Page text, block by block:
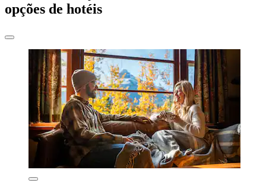
opções de hotéis